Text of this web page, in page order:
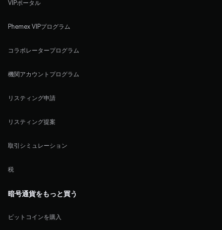
VIPポータル
Phemex VIPプログラム
コラボレータープログラム
機関アカウントプログラム
リスティング申請
リスティング提案
取引シミュレーション
税
暗号通貨をもっと買う
ビットコインを購入